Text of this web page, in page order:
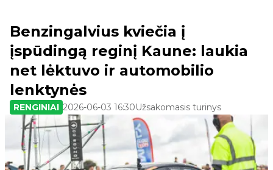
Benzingalvius kviečia į
įspūdingą reginį Kaune: laukia
net lėktuvo ir automobilio
lenktynės
RENGINIAI 2026-06-03 16:30Užsakomasis turinys